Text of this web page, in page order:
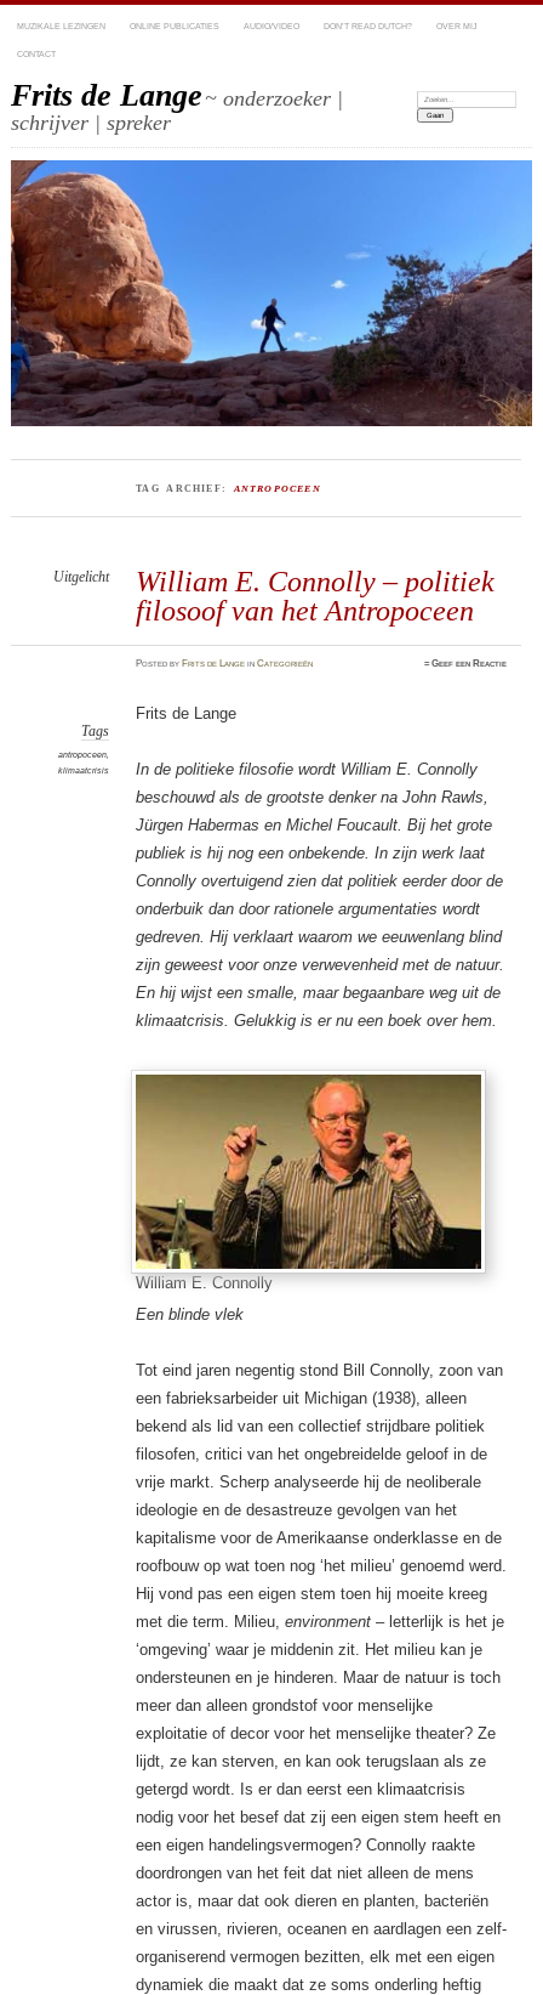
MUZIKALE LEZINGEN ONLINE PUBLICATIES AUDIO/VIDEO DON’T READ DUTCH? OVER MIJ
CONTACT
Frits de Lange~ onderzoeker |
schrijver | spreker
Zoeken:
TAG ARCHIEF: ANTROPOCEEN
William E. Connolly – politiek
filosoof van het Antropoceen
Uitgelicht
PostedbyFrits de Lange inCategorieën ≈Geef een Reactie
Tags
antropoceen,
klimaatcrisis
Frits de Lange
In de politieke filosofie wordt William E. Connolly
beschouwd als de grootste denker na John Rawls,
Jürgen Habermas en Michel Foucault. Bij het grote
publiek is hij nog een onbekende. In zijn werk laat
Connolly overtuigend zien dat politiek eerder door de
onderbuik dan door rationele argumentaties wordt
gedreven. Hij verklaart waarom we eeuwenlang blind
zijn geweest voor onze verwevenheid met de natuur.
En hij wijst een smalle, maar begaanbare weg uit de
klimaatcrisis. Gelukkig is er nu een boek over hem.
William E. Connolly
Een blinde vlek
Tot eind jaren negentig stond Bill Connolly, zoon van
een fabrieksarbeider uit Michigan (1938), alleen
bekend als lid van een collectief strijdbare politiek
filosofen, critici van het ongebreidelde geloof in de
vrije markt. Scherp analyseerde hij de neoliberale
ideologie en de desastreuze gevolgen van het
kapitalisme voor de Amerikaanse onderklasse en de
roofbouw op wat toen nog ‘het milieu’ genoemd werd.
Hij vond pas een eigen stem toen hij moeite kreeg
met die term. Milieu, environment– letterlijk is het je
‘omgeving’ waar je middenin zit. Het milieu kan je
ondersteunen en je hinderen. Maar de natuur is toch
meer dan alleen grondstof voor menselijke
exploitatie of decor voor het menselijke theater? Ze
lijdt, ze kan sterven, en kan ook terugslaan als ze
getergd wordt. Is er dan eerst een klimaatcrisis
nodig voor het besef dat zij een eigen stem heeft en
een eigen handelingsvermogen? Connolly raakte
doordrongen van het feit dat niet alleen de mens
actor is, maar dat ook dieren en planten, bacteriën
en virussen, rivieren, oceanen en aardlagen een zelf-
organiserend vermogen bezitten, elk met een eigen
dynamiek die maakt dat ze soms onderling heftig